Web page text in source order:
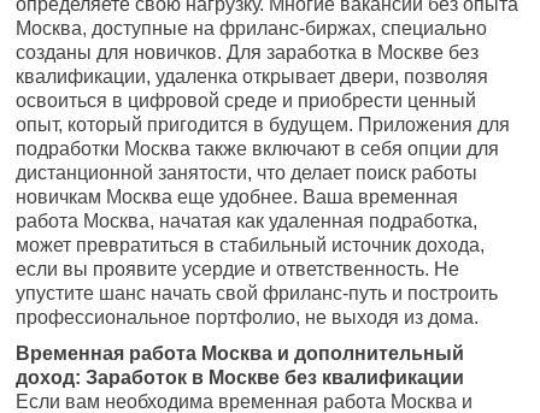
Москва, доступные на фриланс-биржах, специально
созданы для новичков. Для заработка в Москве без
квалификации, удаленка открывает двери, позволяя
освоиться в цифровой среде и приобрести ценный
опыт, который пригодится в будущем. Приложения для
подработки Москва также включают в себя опции для
дистанционной занятости, что делает поиск работы
новичкам Москва еще удобнее. Ваша временная
работа Москва, начатая как удаленная подработка,
может превратиться в стабильный источник дохода,
если вы проявите усердие и ответственность. Не
упустите шанс начать свой фриланс-путь и построить
профессиональное портфолио, не выходя из дома.
Временная работа Москва и дополнительный
доход: Заработок в Москве без квалификации
Если вам необходима временная работа Москва и